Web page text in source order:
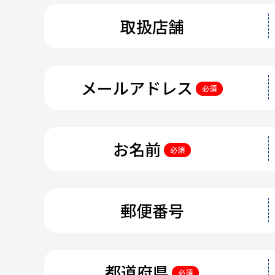
取扱店舗
メールアドレス 必須
お名前 必須
郵便番号
必須